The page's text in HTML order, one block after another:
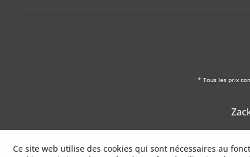
* Tous les prix
Ce site web utilise des cookies qui sont nécessaires au